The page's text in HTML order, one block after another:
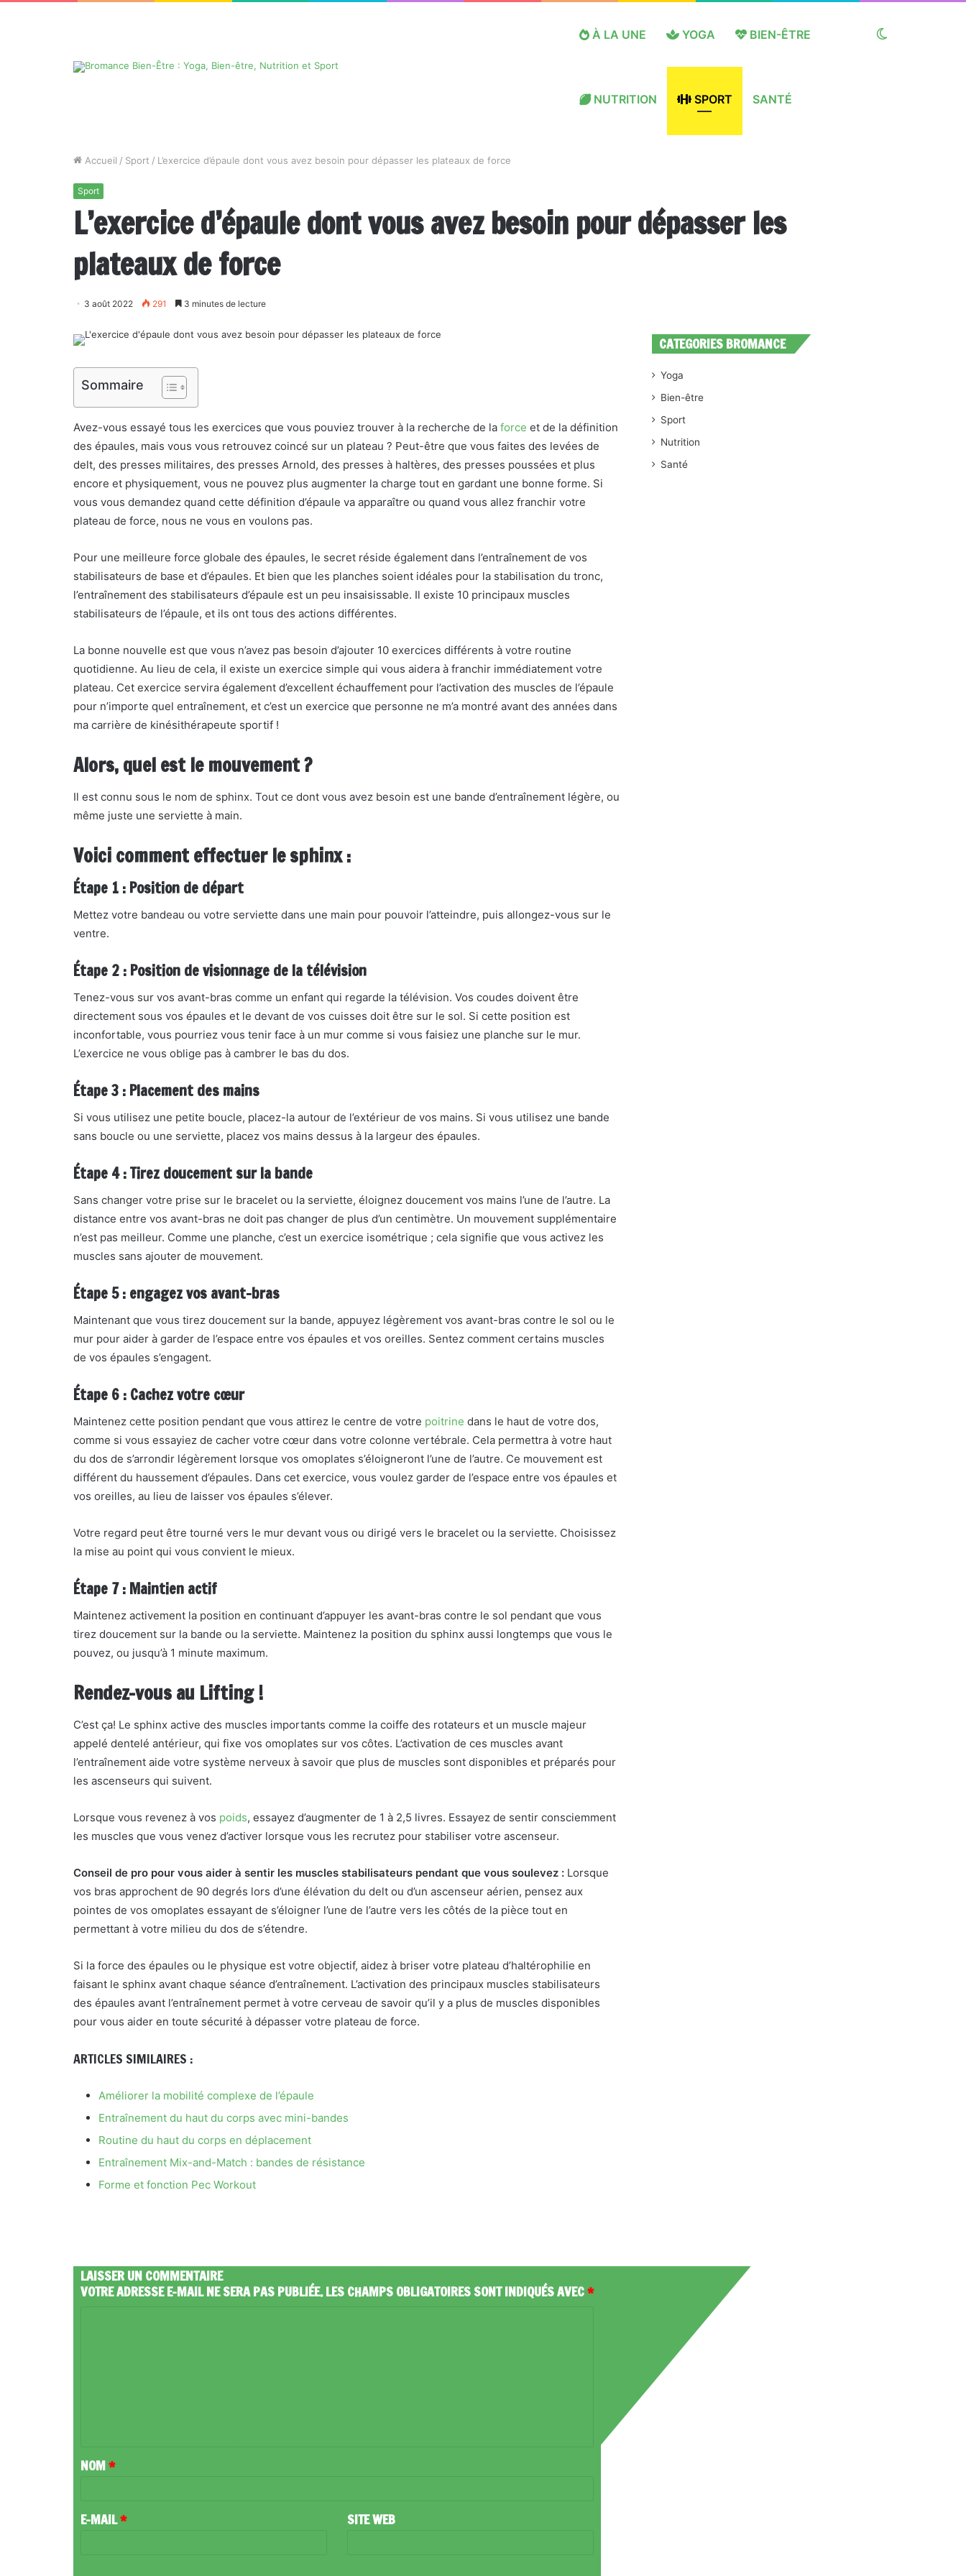
À LA UNE YOGA BIEN-ÊTRE
NUTRITION SPORT SANTÉ
Accueil / Sport / L’exercice d’épaule dont vous avez besoin pour dépasser les plateaux de force
Sport
L’exercice d’épaule dont vous avez besoin pour dépasser les
plateaux de force
3 août 2022 291 3 minutes de lecture
Sommaire
Avez-vous essayé tous les exercices que vous pouviez trouver à la recherche de la force et de la définition
des épaules, mais vous vous retrouvez coincé sur un plateau ? Peut-être que vous faites des levées de
delt, des presses militaires, des presses Arnold, des presses à haltères, des presses poussées et plus
encore et physiquement, vous ne pouvez plus augmenter la charge tout en gardant une bonne forme. Si
vous vous demandez quand cette définition d’épaule va apparaître ou quand vous allez franchir votre
plateau de force, nous ne vous en voulons pas.
Pour une meilleure force globale des épaules, le secret réside également dans l’entraînement de vos
stabilisateurs de base et d’épaules. Et bien que les planches soient idéales pour la stabilisation du tronc,
l’entraînement des stabilisateurs d’épaule est un peu insaisissable. Il existe 10 principaux muscles
stabilisateurs de l’épaule, et ils ont tous des actions différentes.
La bonne nouvelle est que vous n’avez pas besoin d’ajouter 10 exercices différents à votre routine
quotidienne. Au lieu de cela, il existe un exercice simple qui vous aidera à franchir immédiatement votre
plateau. Cet exercice servira également d’excellent échauffement pour l’activation des muscles de l’épaule
pour n’importe quel entraînement, et c’est un exercice que personne ne m’a montré avant des années dans
ma carrière de kinésithérapeute sportif !
Alors, quel est le mouvement ?
Il est connu sous le nom de sphinx. Tout ce dont vous avez besoin est une bande d’entraînement légère, ou
même juste une serviette à main.
Voici comment effectuer le sphinx :
Étape 1 : Position de départ
Mettez votre bandeau ou votre serviette dans une main pour pouvoir l’atteindre, puis allongez-vous sur le
ventre.
Étape 2 : Position de visionnage de la télévision
Tenez-vous sur vos avant-bras comme un enfant qui regarde la télévision. Vos coudes doivent être
directement sous vos épaules et le devant de vos cuisses doit être sur le sol. Si cette position est
inconfortable, vous pourriez vous tenir face à un mur comme si vous faisiez une planche sur le mur.
L’exercice ne vous oblige pas à cambrer le bas du dos.
Étape 3 : Placement des mains
Si vous utilisez une petite boucle, placez-la autour de l’extérieur de vos mains. Si vous utilisez une bande
sans boucle ou une serviette, placez vos mains dessus à la largeur des épaules.
Étape 4 : Tirez doucement sur la bande
Sans changer votre prise sur le bracelet ou la serviette, éloignez doucement vos mains l’une de l’autre. La
distance entre vos avant-bras ne doit pas changer de plus d’un centimètre. Un mouvement supplémentaire
n’est pas meilleur. Comme une planche, c’est un exercice isométrique ; cela signifie que vous activez les
muscles sans ajouter de mouvement.
Étape 5 : engagez vos avant-bras
Maintenant que vous tirez doucement sur la bande, appuyez légèrement vos avant-bras contre le sol ou le
mur pour aider à garder de l’espace entre vos épaules et vos oreilles. Sentez comment certains muscles
de vos épaules s’engagent.
Étape 6 : Cachez votre cœur
Maintenez cette position pendant que vous attirez le centre de votre poitrine dans le haut de votre dos,
comme si vous essayiez de cacher votre cœur dans votre colonne vertébrale. Cela permettra à votre haut
du dos de s’arrondir légèrement lorsque vos omoplates s’éloigneront l’une de l’autre. Ce mouvement est
différent du haussement d’épaules. Dans cet exercice, vous voulez garder de l’espace entre vos épaules et
vos oreilles, au lieu de laisser vos épaules s’élever.
Votre regard peut être tourné vers le mur devant vous ou dirigé vers le bracelet ou la serviette. Choisissez
la mise au point qui vous convient le mieux.
Étape 7 : Maintien actif
Maintenez activement la position en continuant d’appuyer les avant-bras contre le sol pendant que vous
tirez doucement sur la bande ou la serviette. Maintenez la position du sphinx aussi longtemps que vous le
pouvez, ou jusqu’à 1 minute maximum.
Rendez-vous au Lifting !
C’est ça! Le sphinx active des muscles importants comme la coiffe des rotateurs et un muscle majeur
appelé dentelé antérieur, qui fixe vos omoplates sur vos côtes. L’activation de ces muscles avant
l’entraînement aide votre système nerveux à savoir que plus de muscles sont disponibles et préparés pour
les ascenseurs qui suivent.
Lorsque vous revenez à vos poids, essayez d’augmenter de 1 à 2,5 livres. Essayez de sentir consciemment
les muscles que vous venez d’activer lorsque vous les recrutez pour stabiliser votre ascenseur.
Conseil de pro pour vous aider à sentir les muscles stabilisateurs pendant que vous soulevez : Lorsque
vos bras approchent de 90 degrés lors d’une élévation du delt ou d’un ascenseur aérien, pensez aux
pointes de vos omoplates essayant de s’éloigner l’une de l’autre vers les côtés de la pièce tout en
permettant à votre milieu du dos de s’étendre.
Si la force des épaules ou le physique est votre objectif, aidez à briser votre plateau d’haltérophilie en
faisant le sphinx avant chaque séance d’entraînement. L’activation des principaux muscles stabilisateurs
des épaules avant l’entraînement permet à votre cerveau de savoir qu’il y a plus de muscles disponibles
pour vous aider en toute sécurité à dépasser votre plateau de force.
ARTICLES SIMILAIRES :
Améliorer la mobilité complexe de l’épaule
Entraînement du haut du corps avec mini-bandes
Routine du haut du corps en déplacement
Entraînement Mix-and-Match : bandes de résistance
Forme et fonction Pec Workout
LAISSER UN COMMENTAIRE
VOTRE ADRESSE E-MAIL NE SERA PAS PUBLIÉE.LES CHAMPS OBLIGATOIRES SONT INDIQUÉS AVEC*
A
R
NOM*
E-MAIL* SITE WEB
CATEGORIES BROMANCE
Yoga
Bien-être
Sport
Nutrition
Santé